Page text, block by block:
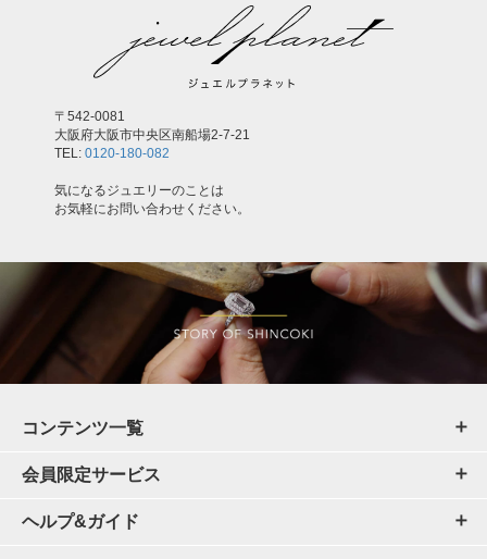
〒542-0081
大阪府大阪市中央区南船場2-7-21
TEL: 0120-180-082
気になるジュエリーのことは
お気軽にお問い合わせください。
コンテンツ一覧
会員限定サービス
ヘルプ&ガイド